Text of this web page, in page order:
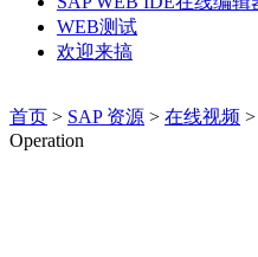
WEB测试
欢迎来搞
首页 > SAP 资源 > 在线视频
Operation